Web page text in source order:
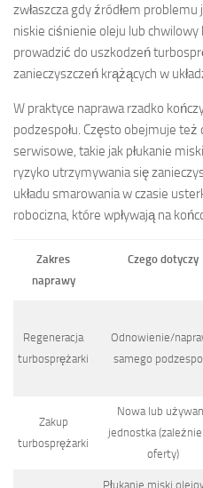
zwłaszcza gdy źródłem
niskie ciśnienie oleju lub
prowadzić do uszkodzeń
zanieczyszczeń krążących w
W praktyce naprawa rzadko
podzespołu. Często obejmuje
serwisowe, takie jak płukanie
ryzyko utrzymywania się
układu smarowania w czasie
robocizna, które wpływają na
Zakres
naprawy
Czego dotyczy
Regeneracja
turbosprężarki
Odnowienie/
samego
Zakup
turbosprężarki
Nowa lub
jednostka
oferty)
Płukanie miski